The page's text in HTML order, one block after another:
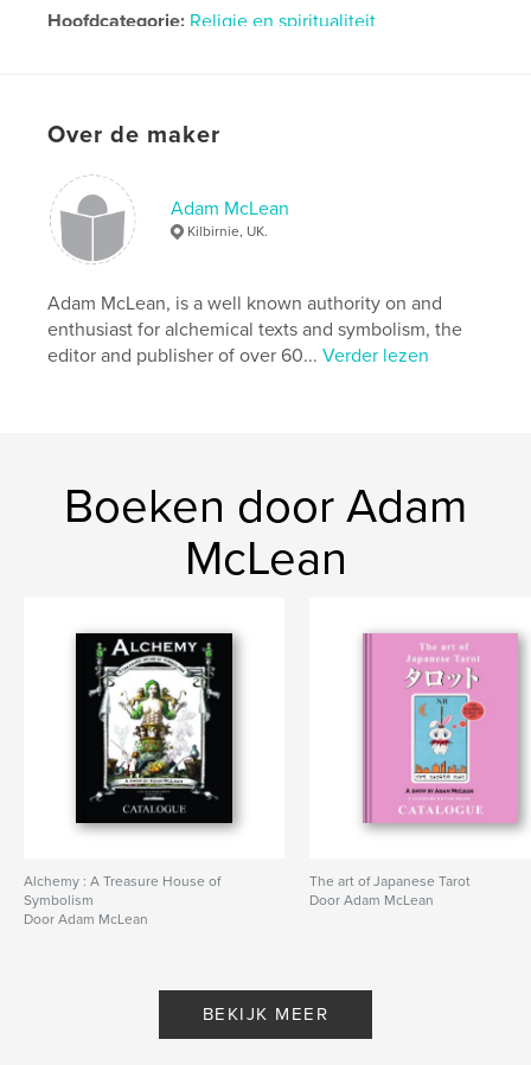
Hoofdcategorie: Religie en spiritualiteit
Over de maker
Adam McLean
Kilbirnie, UK.
Adam McLean, is a well known authority on and
enthusiast for alchemical texts and symbolism, the
editor and publisher of over 60...Verder lezen
Boeken door Adam
McLean
Alchemy : A Treasure House of
Symbolism
Door Adam McLean
The art of Japanese Tarot
Door Adam McLean
BEKIJK MEER